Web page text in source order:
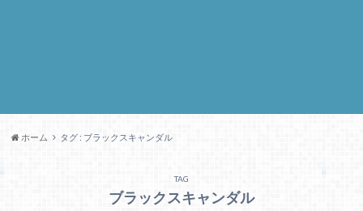
ホーム タグ : ブラックスキャンダル
TAG
ブラックスキャンダル